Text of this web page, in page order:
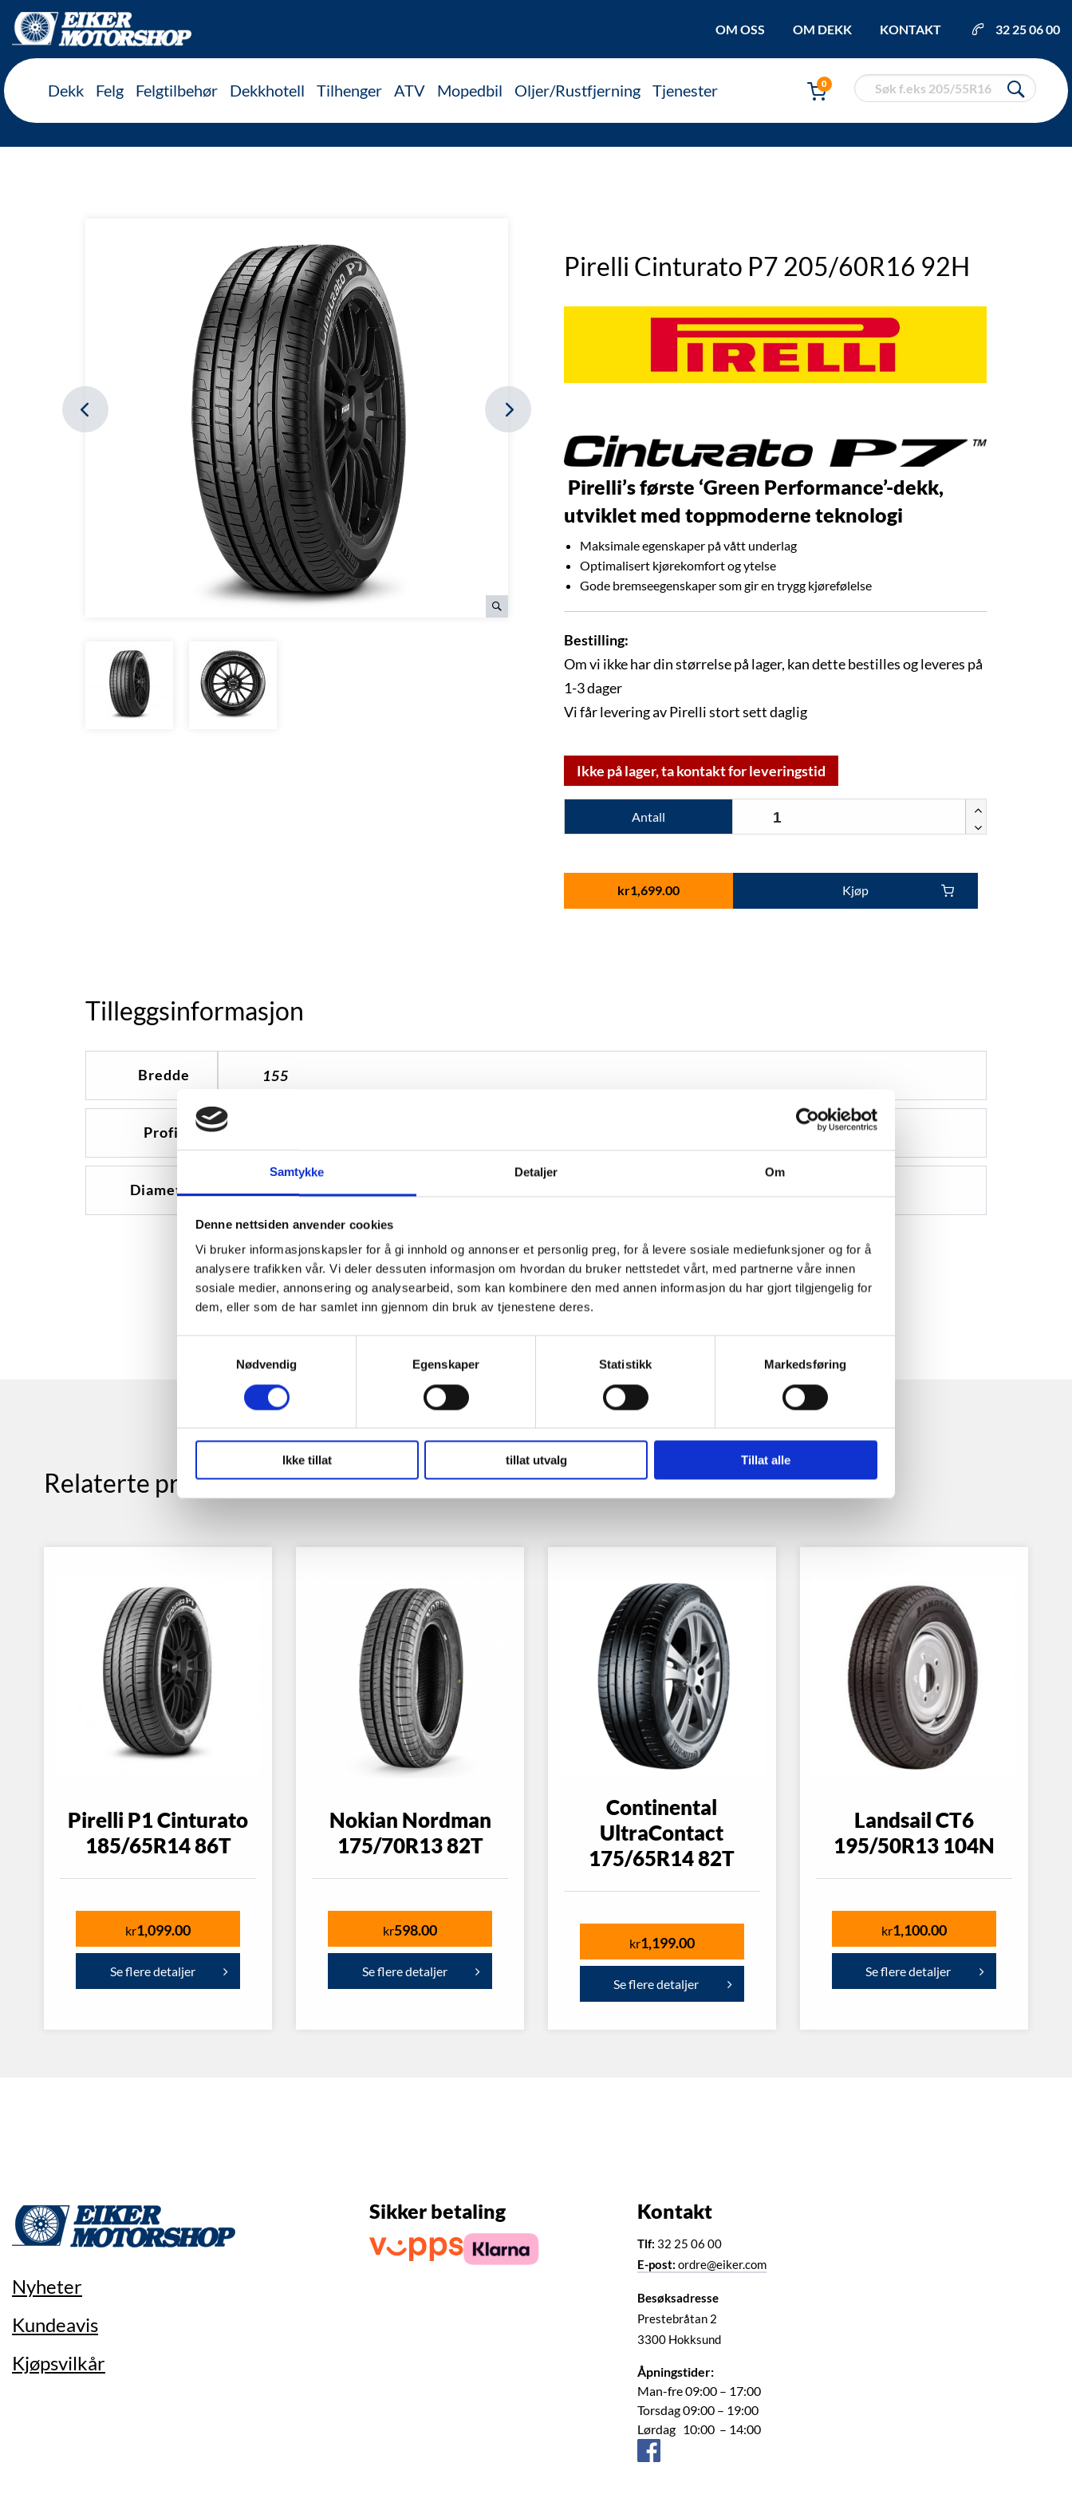
Samtykke Detaljer Om
Denne nettsiden anvender cookies
Vi bruker informasjonskapsler for å gi innhold og annonser et personlig preg, for å levere sosiale mediefunksjoner og for å
analysere trafikken vår. Vi deler dessuten informasjon om hvordan du bruker nettstedet vårt, med partnerne våre innen
sosiale medier, annonsering og analysearbeid, som kan kombinere den med annen informasjon du har gjort tilgjengelig for
dem, eller som de har samlet inn gjennom din bruk av tjenestene deres.
Nødvendig
Egenskaper Statistikk Markedsføring
Ikke tillat tillat utvalg Tillat alle
OM OSS OM DEKK KONTAKT 32 25 06 00
Dekk Felg Felgtilbehør Dekkhotell Tilhenger ATV Mopedbil Oljer/Rustfjerning Tjenester 0
Pirelli Cinturato P7 205/60R16 92H
Pirelli’s første ‘Green Performance’-dekk,
utviklet med toppmoderne teknologi
Maksimale egenskaper på vått underlag
Optimalisert kjørekomfort og ytelse
Gode bremseegenskaper som gir en trygg kjørefølelse
Bestilling:
Om vi ikke har din størrelse på lager, kan dette bestilles og leveres på
1-3 dager
Vi får levering av Pirelli stort sett daglig
Ikke på lager, ta kontakt for leveringstid
Antall
kr1,699.00
Inkl. mva
Kjøp
Tilleggsinformasjon
Bredde 155
Profil
Diameter 13
Relaterte produkter
Pirelli P1 Cinturato
185/65R14 86T
kr1,099.00
Se flere detaljer
Nokian Nordman
175/70R13 82T
kr598.00
Se flere detaljer
Continental
UltraContact
175/65R14 82T
kr1,199.00
Se flere detaljer
Landsail CT6
195/50R13 104N
kr1,100.00
Se flere detaljer
Nyheter
Kundeavis
Kjøpsvilkår
Sikker betaling Kontakt
Tlf: 32 25 06 00
E-post: ordre@eiker.com
Besøksadresse
Prestebråtan 2
3300 Hokksund
Åpningstider:
Man-fre 09:00 – 17:00
Torsdag 09:00 – 19:00
Lørdag 10:00 – 14:00